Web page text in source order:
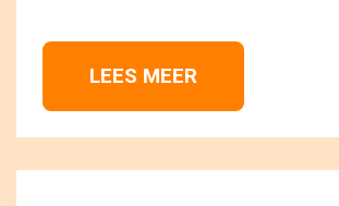
LEES MEER